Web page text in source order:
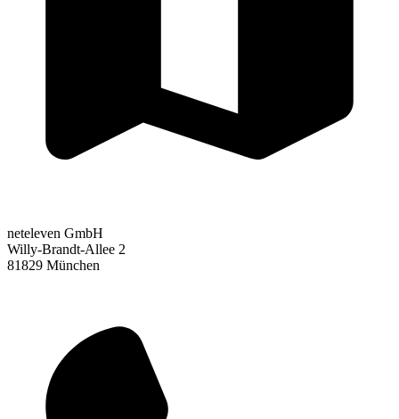
neteleven GmbH
Willy-Brandt-Allee 2
81829 München